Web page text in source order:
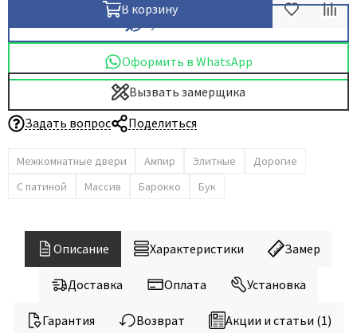
Fratelli Cattini
GlassTur
Hausdoors
Kapelli
Krona Koblenz
Legend
LiGa
Line Doors
Lockstyle
В корзину
Оформить в WhatsApp
Вызвать замерщика
Задать вопрос
Поделиться
Межкомнатные двери Ампир Элитные
Дорогие
С патиной
Массив Барокко Бук
Описание Характеристики Замер
Доставка Оплата Установка
Гарантия Возврат Акции и статьи (1)